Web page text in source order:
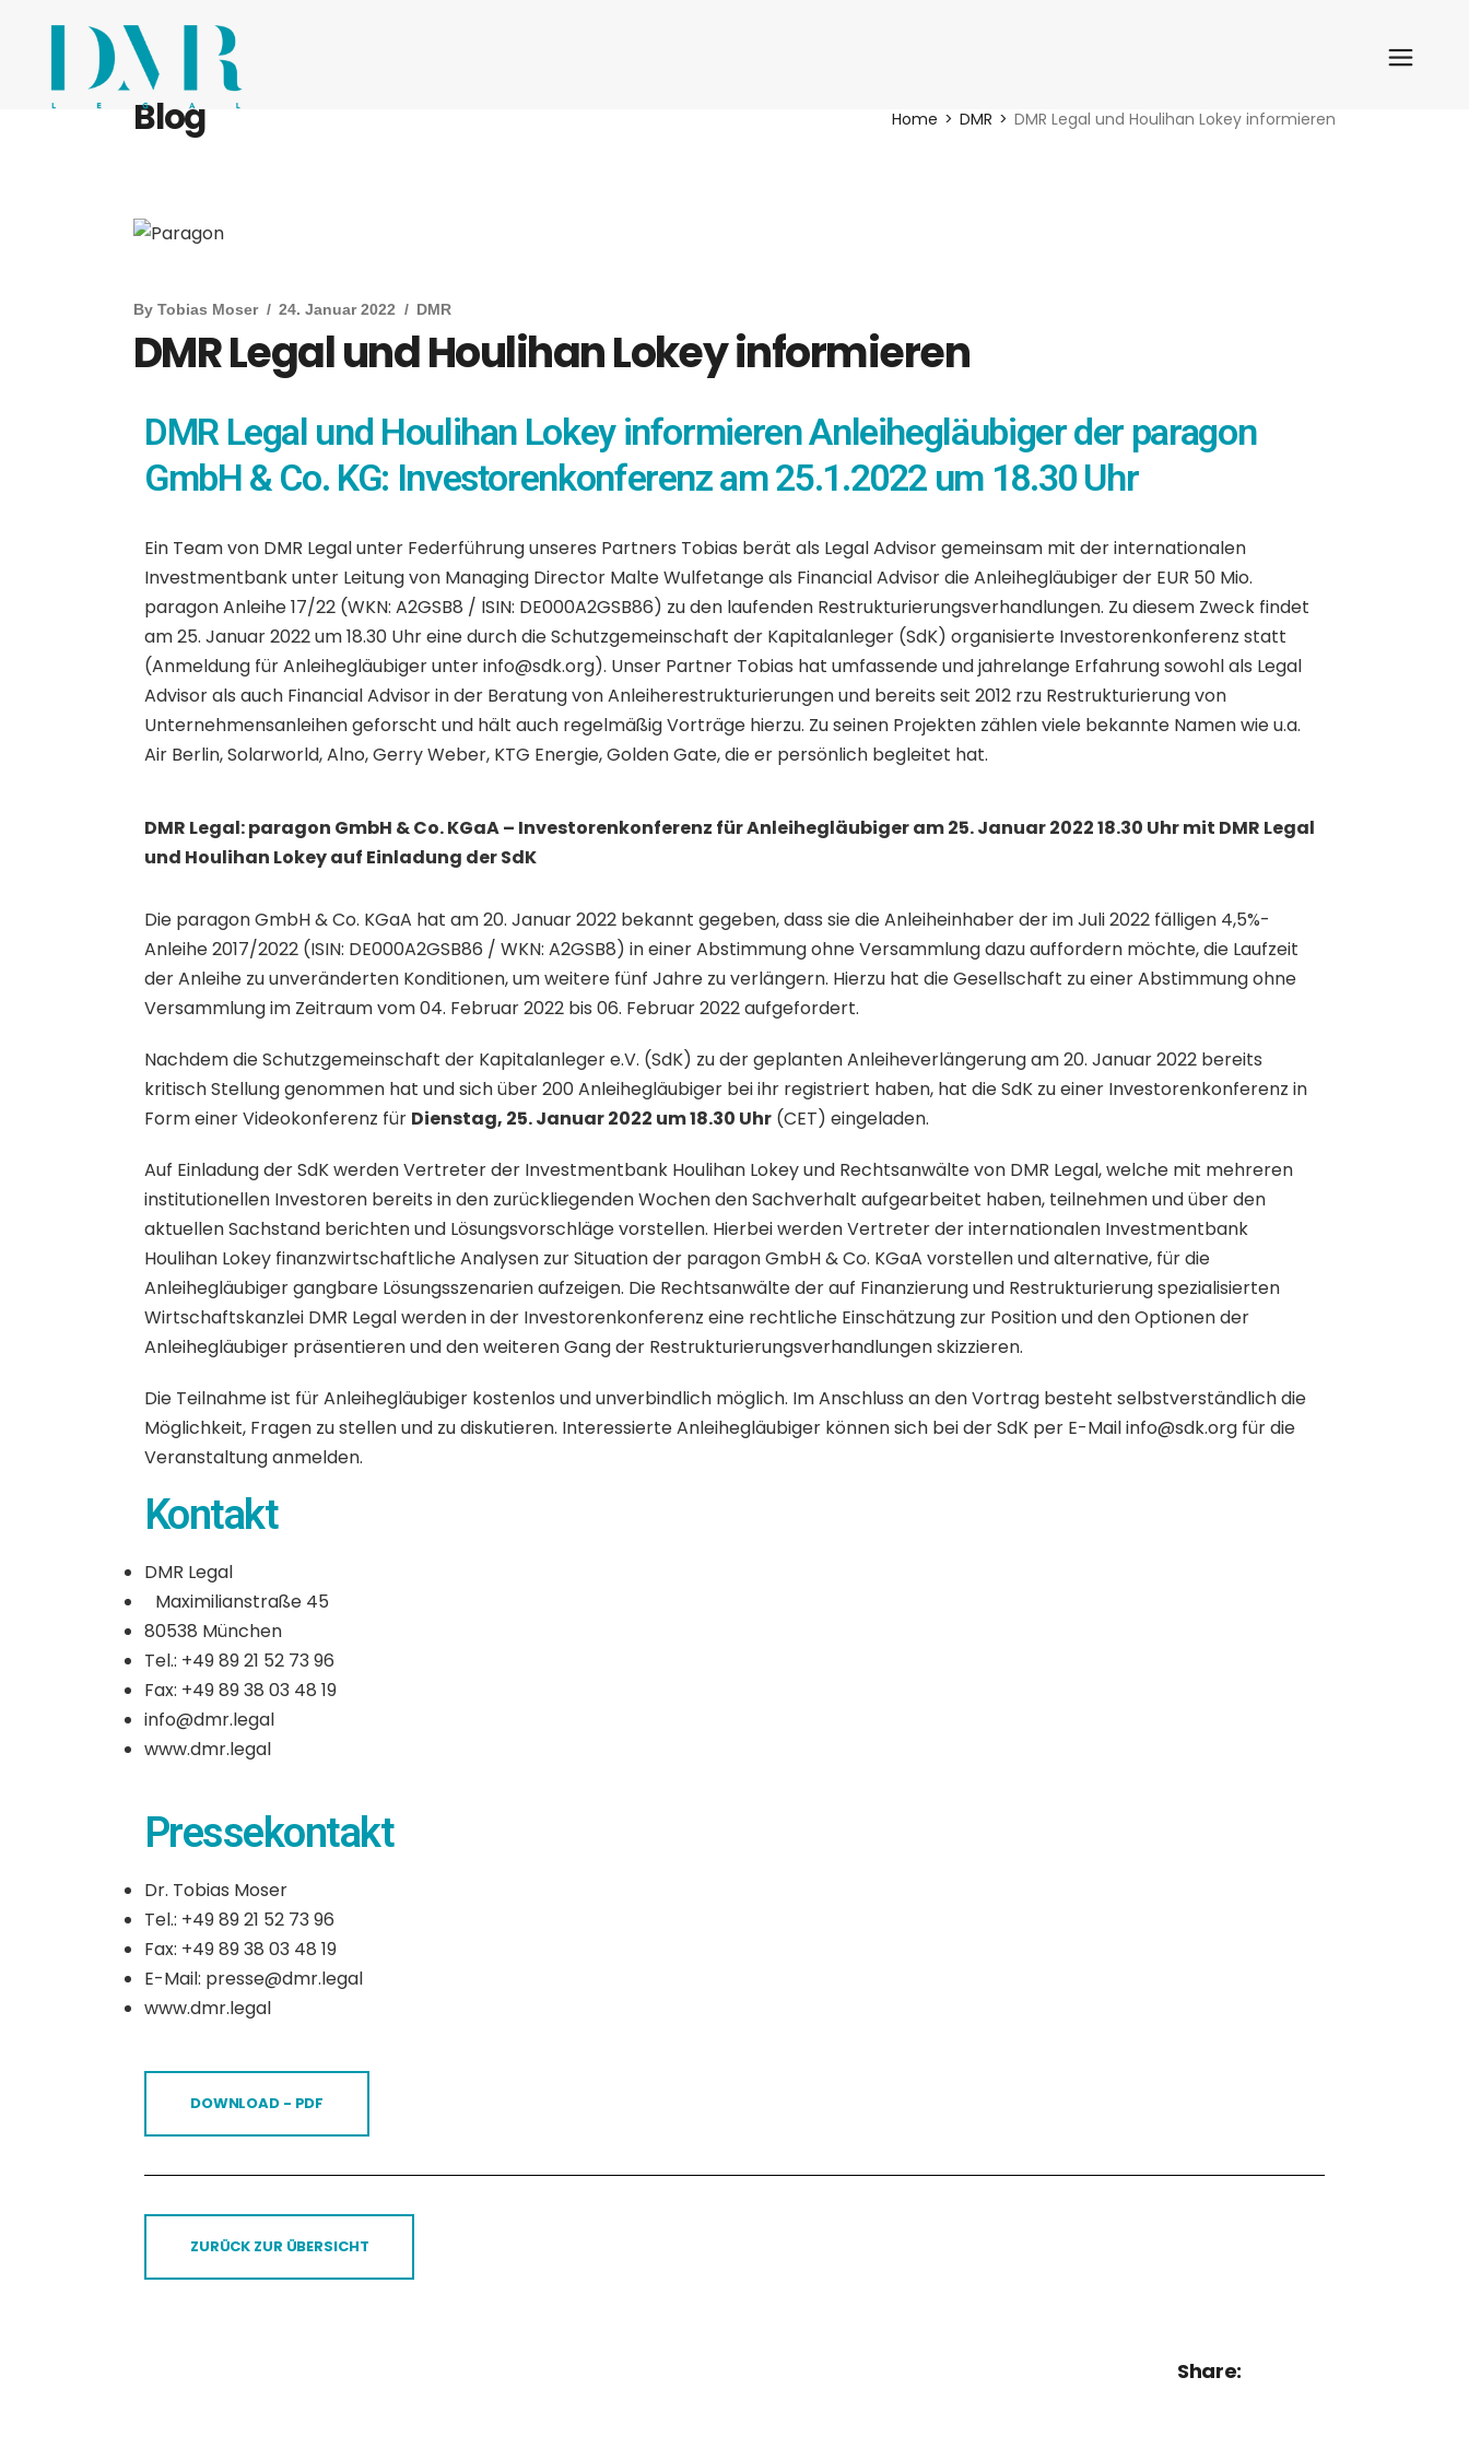
Blog Home DMR DMR Legal und Houlihan Lokey informieren
By Tobias Moser 24. Januar 2022 DMR
DMR Legal und Houlihan Lokey informieren
DMR Legal und Houlihan Lokey informieren Anleihegläubiger der paragon
GmbH & Co. KG: Investorenkonferenz am 25.1.2022 um 18.30 Uhr
Ein Team von DMR Legal unter Federführung unseres Partners Tobias berät als Legal Advisor gemeinsam mit der internationalen
Investmentbank unter Leitung von Managing Director Malte Wulfetange als Financial Advisor die Anleihegläubiger der EUR 50 Mio.
paragon Anleihe 17/22 (WKN: A2GSB8 / ISIN: DE000A2GSB86) zu den laufenden Restrukturierungsverhandlungen. Zu diesem Zweck findet
am 25. Januar 2022 um 18.30 Uhr eine durch die Schutzgemeinschaft der Kapitalanleger (SdK) organisierte Investorenkonferenz statt
(Anmeldung für Anleihegläubiger unter info@sdk.org). Unser Partner Tobias hat umfassende und jahrelange Erfahrung sowohl als Legal
Advisor als auch Financial Advisor in der Beratung von Anleiherestrukturierungen und bereits seit 2012 rzu Restrukturierung von
Unternehmensanleihen geforscht und hält auch regelmäßig Vorträge hierzu. Zu seinen Projekten zählen viele bekannte Namen wie u.a.
Air Berlin, Solarworld, Alno, Gerry Weber, KTG Energie, Golden Gate, die er persönlich begleitet hat.
DMR Legal: paragon GmbH & Co. KGaA – Investorenkonferenz für Anleihegläubiger am 25. Januar 2022 18.30 Uhr mit DMR Legal
und Houlihan Lokey auf Einladung der SdK
Die paragon GmbH & Co. KGaA hat am 20. Januar 2022 bekannt gegeben, dass sie die Anleiheinhaber der im Juli 2022 fälligen 4,5%-
Anleihe 2017/2022 (ISIN: DE000A2GSB86 / WKN: A2GSB8) in einer Abstimmung ohne Versammlung dazu auffordern möchte, die Laufzeit
der Anleihe zu unveränderten Konditionen, um weitere fünf Jahre zu verlängern. Hierzu hat die Gesellschaft zu einer Abstimmung ohne
Versammlung im Zeitraum vom 04. Februar 2022 bis 06. Februar 2022 aufgefordert.
Nachdem die Schutzgemeinschaft der Kapitalanleger e.V. (SdK) zu der geplanten Anleiheverlängerung am 20. Januar 2022 bereits
kritisch Stellung genommen hat und sich über 200 Anleihegläubiger bei ihr registriert haben, hat die SdK zu einer Investorenkonferenz in
Form einer Videokonferenz für Dienstag, 25. Januar 2022 um 18.30 Uhr (CET) eingeladen.
Auf Einladung der SdK werden Vertreter der Investmentbank Houlihan Lokey und Rechtsanwälte von DMR Legal, welche mit mehreren
institutionellen Investoren bereits in den zurückliegenden Wochen den Sachverhalt aufgearbeitet haben, teilnehmen und über den
aktuellen Sachstand berichten und Lösungsvorschläge vorstellen. Hierbei werden Vertreter der internationalen Investmentbank
Houlihan Lokey finanzwirtschaftliche Analysen zur Situation der paragon GmbH & Co. KGaA vorstellen und alternative, für die
Anleihegläubiger gangbare Lösungsszenarien aufzeigen. Die Rechtsanwälte der auf Finanzierung und Restrukturierung spezialisierten
Wirtschaftskanzlei DMR Legal werden in der Investorenkonferenz eine rechtliche Einschätzung zur Position und den Optionen der
Anleihegläubiger präsentieren und den weiteren Gang der Restrukturierungsverhandlungen skizzieren.
Die Teilnahme ist für Anleihegläubiger kostenlos und unverbindlich möglich. Im Anschluss an den Vortrag besteht selbstverständlich die
Möglichkeit, Fragen zu stellen und zu diskutieren. Interessierte Anleihegläubiger können sich bei der SdK per E-Mail info@sdk.org für die
Veranstaltung anmelden.
Kontakt
DMR Legal
Maximilianstraße 45
80538 München
Tel.: +49 89 21 52 73 96
Fax: +49 89 38 03 48 19
info@dmr.legal
www.dmr.legal
Pressekontakt
Dr. Tobias Moser
Tel.: +49 89 21 52 73 96
Fax: +49 89 38 03 48 19
E-Mail: presse@dmr.legal
www.dmr.legal
DOWNLOAD - PDF
ZURÜCK ZUR ÜBERSICHT
Share: